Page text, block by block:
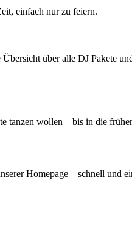
einfach nur zu feiern.
über alle DJ Pakete
tanzen wollen – bis in die
Homepage – schnell und